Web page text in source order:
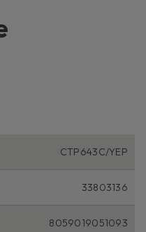
CTP643C/YEP
33803136
8059019051093